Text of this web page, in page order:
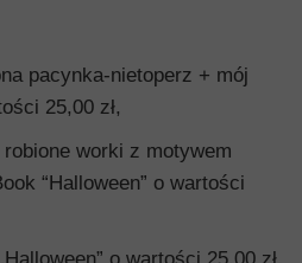
pacynka-nietoperz + mój
25,00 zł,
worki z motywem
“Halloween” o wartości
o wartości 25,00 zł.